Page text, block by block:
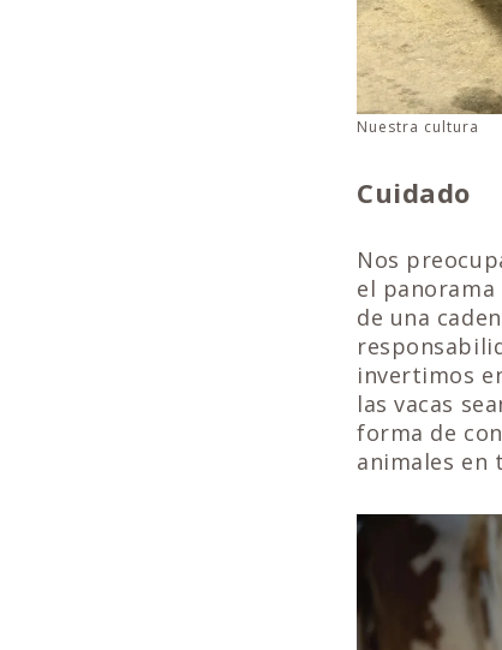
Nuestra cultura
Cuidado
Nos
el
de una
invertimos
las vacas
forma de
animales en